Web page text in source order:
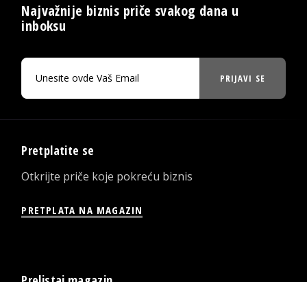
Najvažnije biznis priče svakog dana u
inboksu
PRIJAVI SE
Pretplatite se
Otkrijte priče koje pokreću biznis
PRETPLATA NA MAGAZIN